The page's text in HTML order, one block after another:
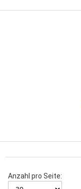
Anzahl pro Seite: